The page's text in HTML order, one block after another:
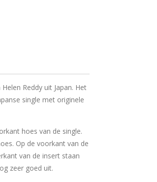
Reddy uit Japan. Het
single met originele
hoes van de single.
Op de voorkant van de
van de insert staan
zeer goed uit.